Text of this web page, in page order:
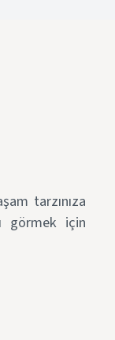
tarzınıza
görmek için